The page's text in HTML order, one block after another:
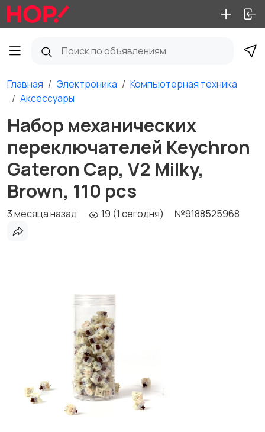
Главная Электроника
Компьютерная техника
Аксессуары
Набор механических
переключателей Keychron
Gateron Cap, V2 Milky,
Brown, 110 pcs
3 месяца назад 19 (1 сегодня) №9188525968